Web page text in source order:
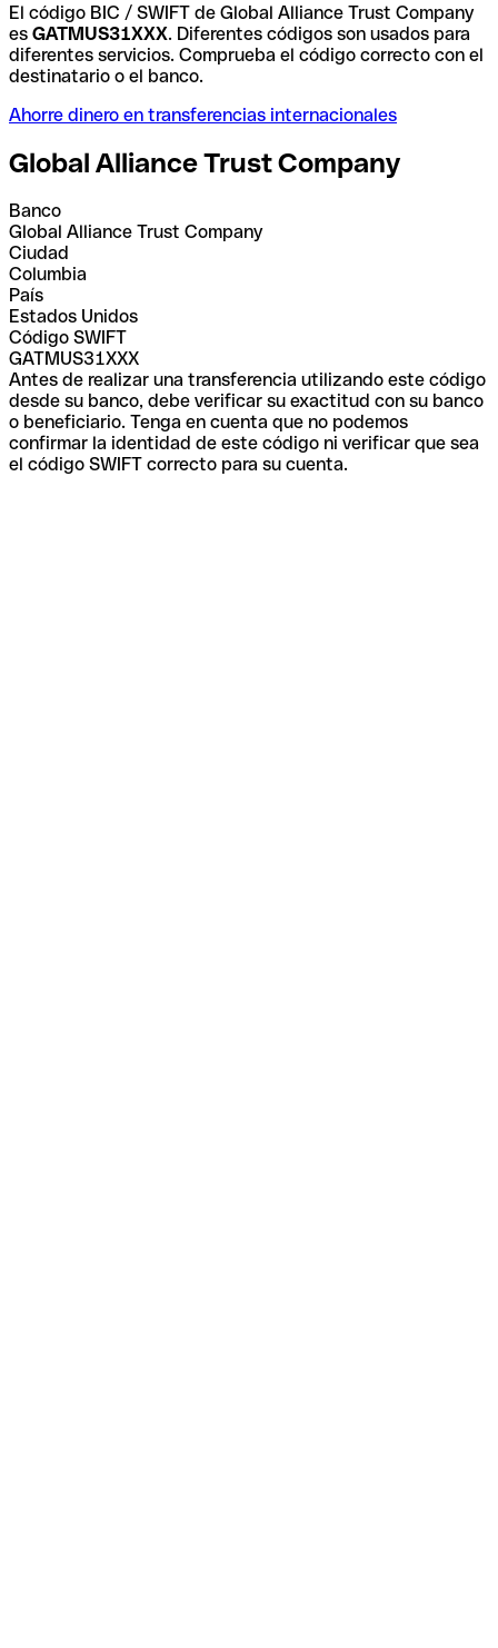
El código BIC / SWIFT de Global Alliance Trust Company
es GATMUS31XXX. Diferentes códigos son usados para
diferentes servicios. Comprueba el código correcto con el
destinatario o el banco.
Ahorre dinero en transferencias internacionales
Global Alliance Trust Company
Banco
Global Alliance Trust Company
Ciudad
Columbia
País
Estados Unidos
Código SWIFT
GATMUS31XXX
Antes de realizar una transferencia utilizando este código
desde su banco, debe verificar su exactitud con su banco
o beneficiario. Tenga en cuenta que no podemos
confirmar la identidad de este código ni verificar que sea
el código SWIFT correcto para su cuenta.